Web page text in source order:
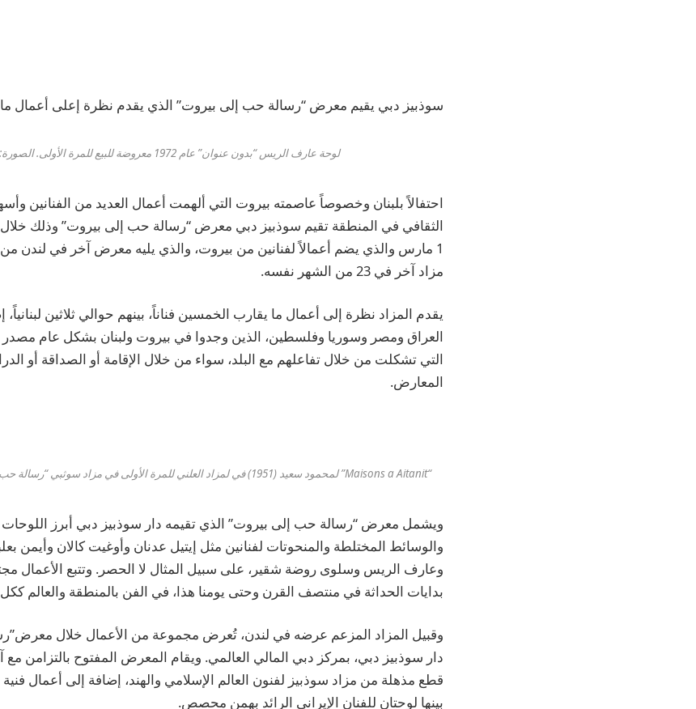
سوذبيز دبي يقيم معرض “رسالة حب إلى بيروت” الذي يقدم نظرة إعلى أعمال ما
لوحة عارف الريس “بدون عنوان” عام 1972 معروضة للبيع للمرة الأولى. الصورة: سوذبيز
احتفالاً بلبنان وخصوصاً عاصمته بيروت التي ألهمت أعمال العديد من الفنانين
مزاد آخر في 23 من الشهر نفسه.
يقدم المزاد نظرة إلى أعمال ما يقارب الخمسين فناناً، بينهم حوالي ثلاثين
العراق ومصر وسوريا وفلسطين، الذين وجدوا في بيروت ولبنان بشكل عام مصدر
التي تشكلت من خلال تفاعلهم مع البلد، سواء من خلال الإقامة أو الصداقة أو
المعارض.
“Maisons a Aitanit” لمحمود سعيد (1951) في لمزاد العلني للمرة الأولى في مزاد سوثبي “رسالة حب إلى بيروت”. الصورة: سوذبيز
ويشمل معرض “رسالة حب إلى بيروت” الذي تقيمه دار سوذبيز دبي أبرز اللوحات
والوسائط المختلطة والمنحوتات لفنانين مثل إيتيل عدنان وأوغيت كالان وأيمن
وعارف الريس وسلوى روضة شقير، على سبيل المثال لا الحصر. وتتبع الأعمال
بدايات الحداثة في منتصف القرن وحتى يومنا هذا، في الفن بالمنطقة والعالم
وقبيل المزاد المزعم عرضه في لندن، تُعرض مجموعة من الأعمال خلال
دار سوذبيز دبي، بمركز دبي المالي العالمي. ويقام المعرض المفتوح بالتزامن
قطع مذهلة من مزاد سوذبيز لفنون العالم الإسلامي والهند، إضافة إلى أعمال
بينها لوحتان للفنان الإيراني الرائد بهمن محصص.